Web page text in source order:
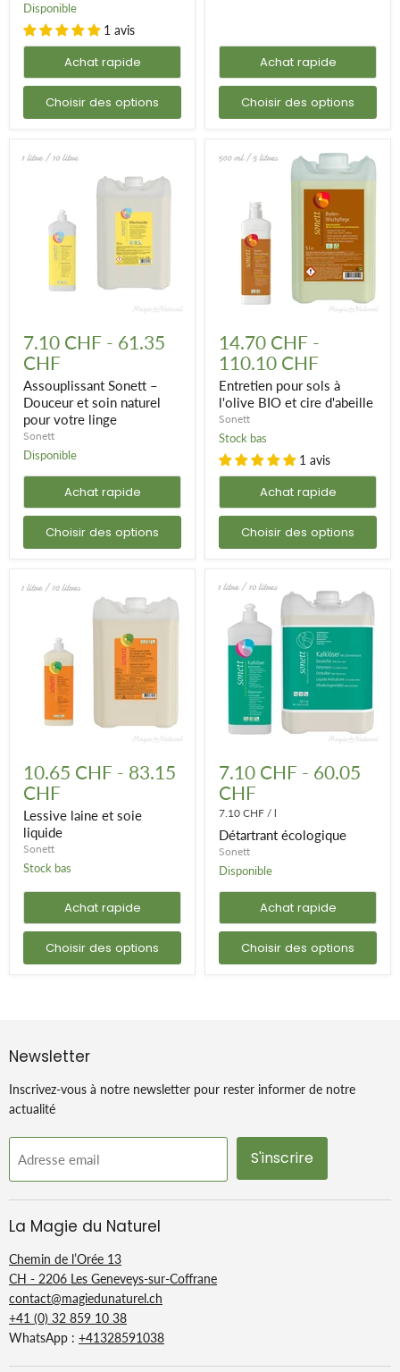
Disponible
1 avis
Achat rapide
Choisir des options
Achat rapide
Choisir des options
Sonett
–
Douceur
et
soin
naturel
pour
votre
linge
7.10 CHF - 61.35
CHF
Assouplissant Sonett –
Douceur et soin naturel
pour votre linge
Sonett
Disponible
Achat rapide
Choisir des options
pour
sols
l'olive
BIO
et
cire
d'abeille
14.70 CHF -
110.10 CHF
Entretien pour sols à
l'olive BIO et cire d'abeille
Sonett
Stock bas
1 avis
Achat rapide
Choisir des options
laine
et
soie
liquide
10.65 CHF - 83.15
CHF
Lessive laine et soie
liquide
Sonett
Stock bas
Achat rapide
Choisir des options
écologique
7.10 CHF - 60.05
CHF
7.10 CHF / l
Détartrant écologique
Sonett
Disponible
Achat rapide
Choisir des options
Newsletter
Inscrivez-vous à notre newsletter pour rester informer de notre
actualité
Adresse email S'inscrire
La Magie du Naturel
Chemin de l’Orée 13
CH - 2206 Les Geneveys-sur-Coffrane
contact@magiedunaturel.ch
+41 (0) 32 859 10 38
WhatsApp : +41328591038